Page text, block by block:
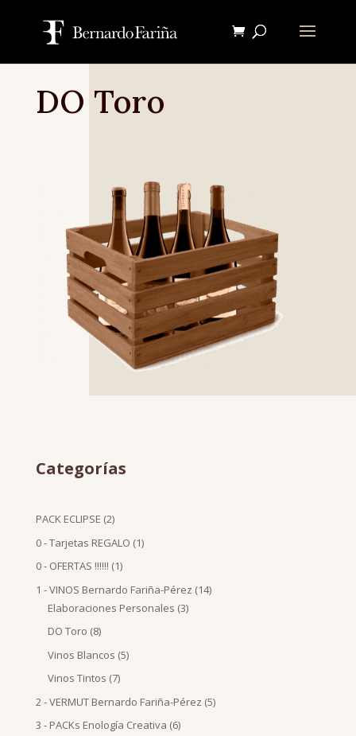
DO Toro
Categorías
PACK ECLIPSE 22
productos
0 - Tarjetas REGALO 11
0 - OFERTAS !!!!!! 11
producto
1 - VINOS Bernardo Fariña-Pérez 1414
Elaboraciones Personales 33
DO Toro 88
productos
Vinos Blancos 55
Vinos Tintos 77
productos
2 - VERMUT Bernardo Fariña-Pérez 55
3 - PACKs Enología Creativa 66